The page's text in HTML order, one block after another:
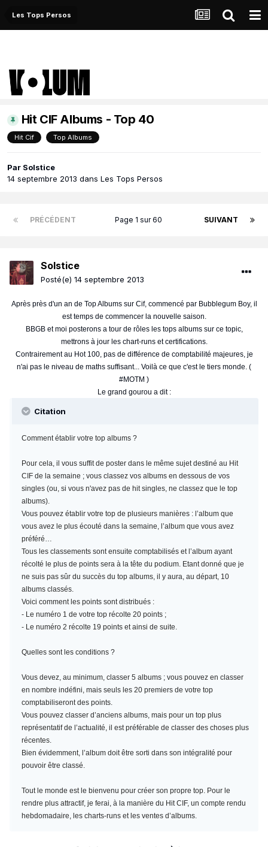
Les Tops Persos
Hit CIF Albums - Top 40
Hit Cif Top Albums
Par Solstice
14 septembre 2013 dans Les Tops Persos
PRÉCÉDENT SUIVANT
Page 1 sur 60
Solstice
Posté(e) 14 septembre 2013
Après près d'un an de Top Albums sur Cif, commencé par Bubblegum Boy, il
est temps de commencer la nouvelle saison.
BBGB et moi posterons a tour de rôles les tops albums sur ce topic,
mettrons à jour les chart-runs et certifications.
Contrairement au Hot 100, pas de différence de comptabilité majeures, je
n'ai pas le niveau de maths suffisant... Voilà ce que c'est le tiers monde. (
#MOTM )
Le grand gourou a dit :
Citation
Comment établir votre top albums ?
Pour cela, il vous suffit de poster dans le même sujet destiné au Hit
CIF de la semaine ; vous classez vos albums en dessous de vos
singles (ou, si vous n'avez pas de hit singles, ne classez que le top
albums).
Vous pouvez établir votre top de plusieurs manières : l’album que
vous avez le plus écouté dans la semaine, l’album que vous avez
préféré…
Tous les classements sont ensuite comptabilisés et l’album ayant
récolté le plus de points sera à la tête du podium. Etant donné que je
ne suis pas sûr du succès du top albums, il y aura, au départ, 10
albums classés.
Voici comment les points sont distribués :
- Le numéro 1 de votre top récolte 20 points ;
- Le numéro 2 récolte 19 points et ainsi de suite.
Quelles sont les conditions ?
Vous devez, au minimum, classer 5 albums ; vous pouvez en classer
en nombre indéfini, mais seuls les 20 premiers de votre top
comptabiliseront des points.
Vous pouvez classer d’anciens albums, mais pour un top plus
représentatif de l’actualité, il est préférable de classer des choses plus
récentes.
Bien évidemment, l’album doit être sorti dans son intégralité pour
pouvoir être classé.
Tout le monde est le bienvenu pour créer son propre top. Pour le
rendre plus attractif, je ferai, à la manière du Hit CIF, un compte rendu
hebdomadaire, les charts-runs et les ventes d’albums.